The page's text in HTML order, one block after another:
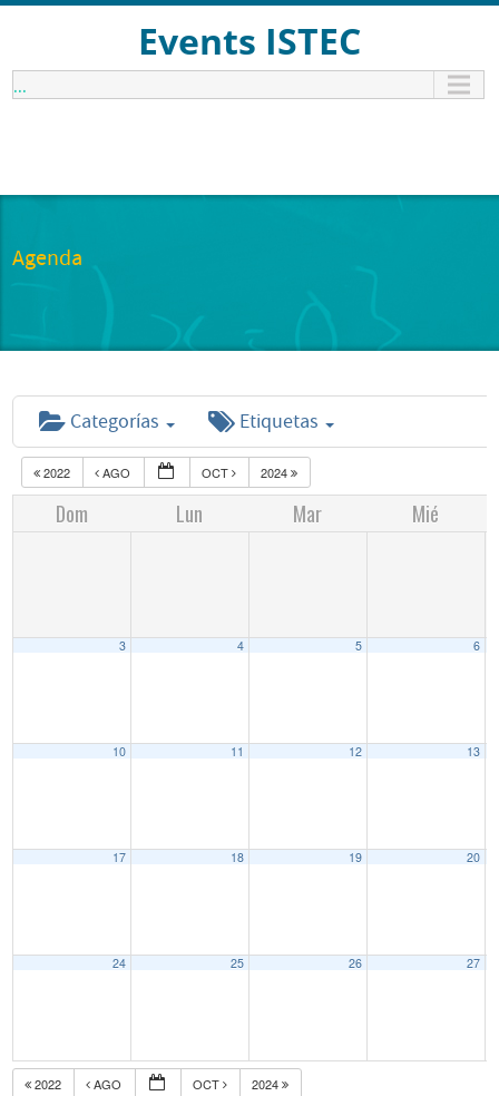
Events ISTEC
...
Agenda
Categorías Etiquetas
2022 AGO OCT 2024
Dom Lun Mar Mié
3 4 5 6
10 11 12 13
17 18 19 20
24 25 26 27
2022 AGO OCT 2024